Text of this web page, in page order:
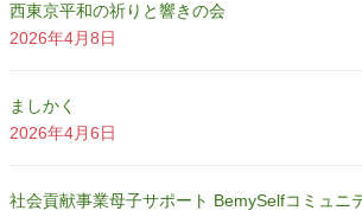
西東京平和の祈りと響きの会
2026年4月8日
ましかく
2026年4月6日
社会貢献事業母子サポート BemySelfコミュニ